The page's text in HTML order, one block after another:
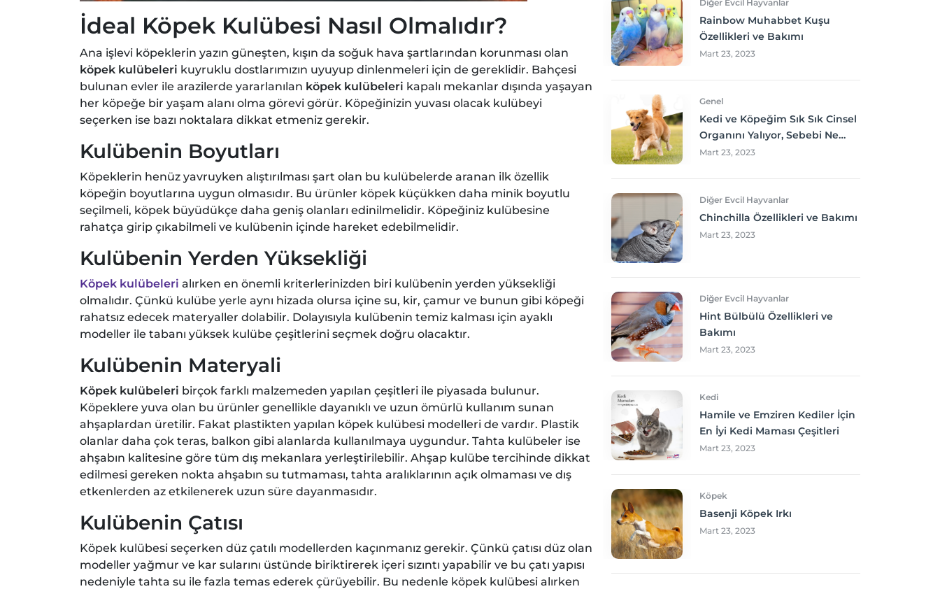
İdeal Köpek Kulübesi Nasıl Olmalıdır?
Ana işlevi köpeklerin yazın güneşten, kışın da soğuk hava şartlarından korunması olan
köpek kulübeleri kuyruklu dostlarımızın uyuyup dinlenmeleri için de gereklidir. Bahçesi
bulunan evler ile arazilerde yararlanılan köpek kulübeleri kapalı mekanlar dışında yaşayan
her köpeğe bir yaşam alanı olma görevi görür. Köpeğinizin yuvası olacak kulübeyi
seçerken ise bazı noktalara dikkat etmeniz gerekir.
Kulübenin Boyutları
Köpeklerin henüz yavruyken alıştırılması şart olan bu kulübelerde aranan ilk özellik
köpeğin boyutlarına uygun olmasıdır. Bu ürünler köpek küçükken daha minik boyutlu
seçilmeli, köpek büyüdükçe daha geniş olanları edinilmelidir. Köpeğiniz kulübesine
rahatça girip çıkabilmeli ve kulübenin içinde hareket edebilmelidir.
Kulübenin Yerden Yüksekliği
Köpek kulübeleri alırken en önemli kriterlerinizden biri kulübenin yerden yüksekliği
olmalıdır. Çünkü kulübe yerle aynı hizada olursa içine su, kir, çamur ve bunun gibi köpeği
rahatsız edecek materyaller dolabilir. Dolayısıyla kulübenin temiz kalması için ayaklı
modeller ile tabanı yüksek kulübe çeşitlerini seçmek doğru olacaktır.
Kulübenin Materyali
Köpek kulübeleri birçok farklı malzemeden yapılan çeşitleri ile piyasada bulunur.
Köpeklere yuva olan bu ürünler genellikle dayanıklı ve uzun ömürlü kullanım sunan
ahşaplardan üretilir. Fakat plastikten yapılan köpek kulübesi modelleri de vardır. Plastik
olanlar daha çok teras, balkon gibi alanlarda kullanılmaya uygundur. Tahta kulübeler ise
ahşabın kalitesine göre tüm dış mekanlara yerleştirilebilir. Ahşap kulübe tercihinde dikkat
edilmesi gereken nokta ahşabın su tutmaması, tahta aralıklarının açık olmaması ve dış
etkenlerden az etkilenerek uzun süre dayanmasıdır.
Kulübenin Çatısı
Köpek kulübesi seçerken düz çatılı modellerden kaçınmanız gerekir. Çünkü çatısı düz olan
modeller yağmur ve kar sularını üstünde biriktirerek içeri sızıntı yapabilir ve bu çatı yapısı
nedeniyle tahta su ile fazla temas ederek çürüyebilir. Bu nedenle köpek kulübesi alırken
Diğer Evcil Hayvanlar
Rainbow Muhabbet Kuşu
Özellikleri ve Bakımı
Mart 23, 2023
Genel
Kedi ve Köpeğim Sık Sık Cinsel
Organını Yalıyor, Sebebi Ne
Olabilir? Neler yapmalıyım?
Mart 23, 2023
Diğer Evcil Hayvanlar
Chinchilla Özellikleri ve Bakımı
Mart 23, 2023
Diğer Evcil Hayvanlar
Hint Bülbülü Özellikleri ve
Bakımı
Mart 23, 2023
Kedi
Hamile ve Emziren Kediler İçin
En İyi Kedi Maması Çeşitleri
Mart 23, 2023
Köpek
Basenji Köpek Irkı
Mart 23, 2023